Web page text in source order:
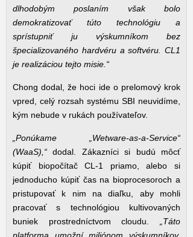
dlhodobým poslaním však bolo
demokratizovať túto technológiu a
sprístupniť ju výskumníkom bez
špecializovaného hardvéru a softvéru. CL1
je realizáciou tejto misie.“
Chong dodal, že hoci ide o prelomový krok
vpred, celý rozsah systému SBI neuvidíme,
kým nebude v rukách používateľov.
„Ponúkame „Wetware-as-a-Service“
(WaaS),“ dodal. Zákazníci si budú môcť
kúpiť biopočítač CL-1 priamo, alebo si
jednoducho kúpiť čas na bioprocesoroch a
pristupovať k nim na diaľku, aby mohli
pracovať s technológiou kultivovaných
buniek prostredníctvom cloudu.
„Táto